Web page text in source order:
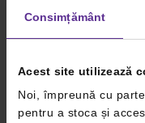
Consimțământ
Acest site utilizează
Noi, împreună cu
pentru a stoca și